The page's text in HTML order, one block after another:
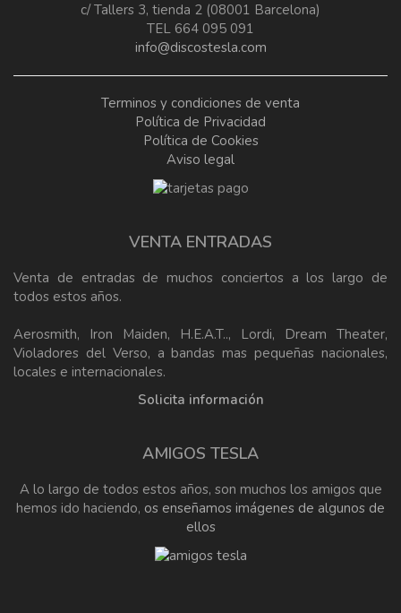
c/ Tallers 3, tienda 2 (08001 Barcelona)
TEL 664 095 091
info@discostesla.com
Terminos y condiciones de venta
Política de Privacidad
Política de Cookies
Aviso legal
VENTA ENTRADAS
Venta de entradas de muchos conciertos a los largo de
todos estos años.
Aerosmith, Iron Maiden, H.E.A.T.., Lordi, Dream Theater,
Violadores del Verso, a bandas mas pequeñas nacionales,
locales e internacionales.
Solicita información
AMIGOS TESLA
A lo largo de todos estos años, son muchos los amigos que
hemos ido haciendo, os enseñamos imágenes de algunos de
ellos